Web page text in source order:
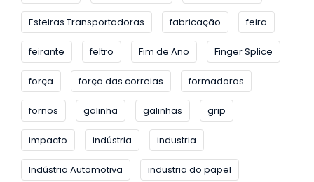
Esteiras Transportadoras fabricação feira
feirante feltro Fim de Ano Finger Splice
força força das correias formadoras
fornos galinha galinhas grip
impacto indústria industria
Indústria Automotiva industria do papel